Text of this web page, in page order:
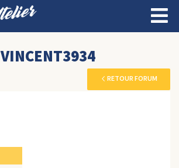
VINCENT3934
RETOUR FORUM